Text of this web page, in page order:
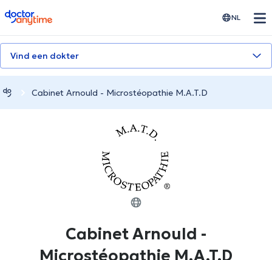
doctoranytime NL
Vind een dokter
Cabinet Arnould - Microstéopathie M.A.T.D
Cabinet Arnould -
Microstéopathie M.A.T.D